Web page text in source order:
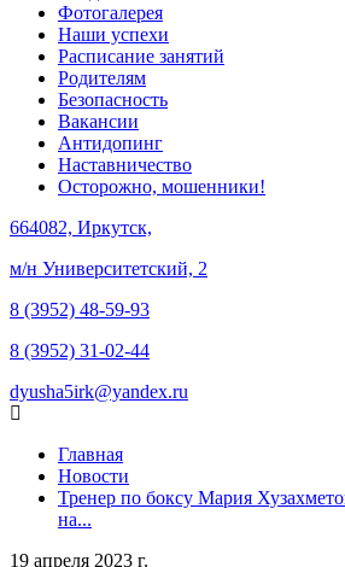
Фотогалерея
Наши успехи
Расписание занятий
Родителям
Безопасность
Вакансии
Антидопинг
Наставничество
Осторожно, мошенники!
664082, Иркутск,
м/н Университетский, 2
8 (3952) 48-59-93
8 (3952) 31-02-44
dyusha5irk@yandex.ru
Главная
Новости
Тренер по боксу Мария
на...
19 апреля 2023 г.